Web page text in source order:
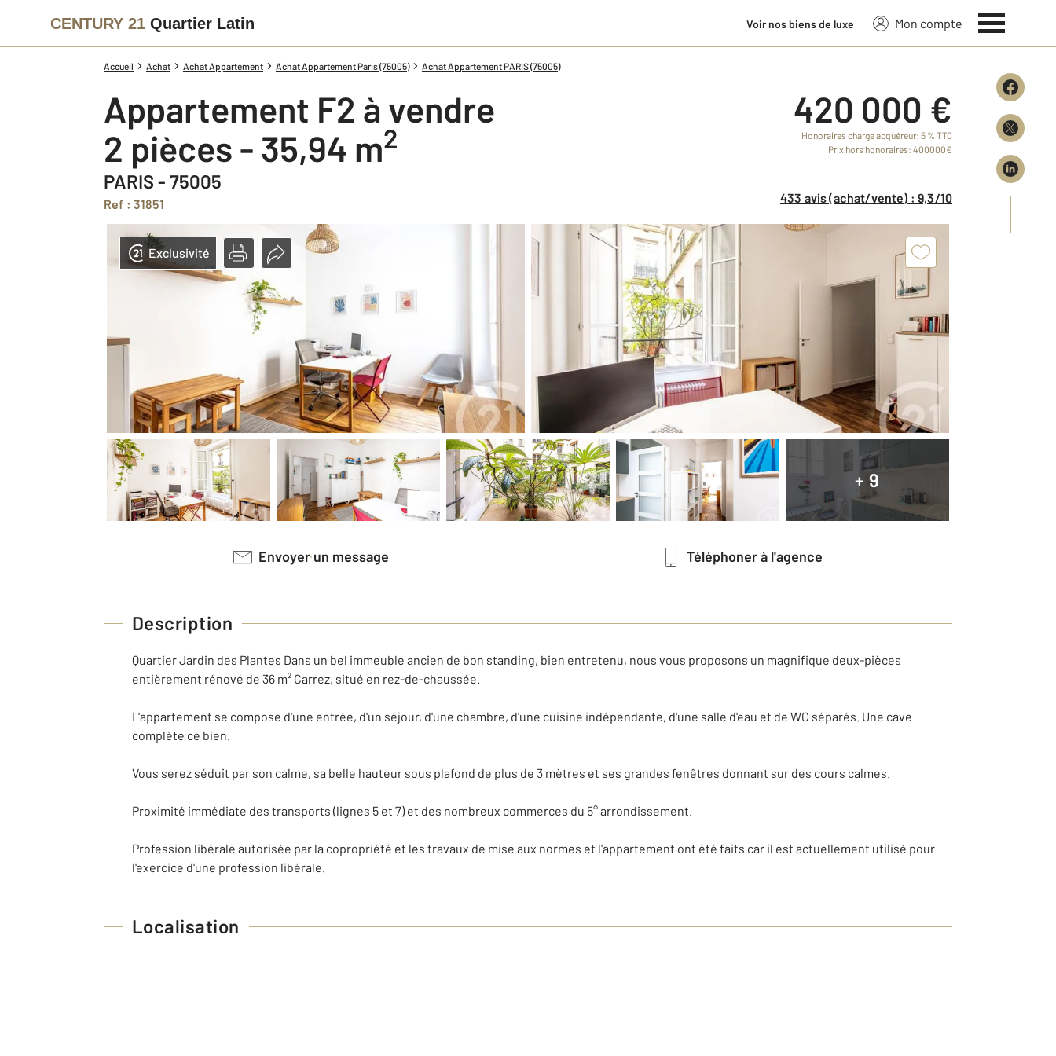
CENTURY 21 Quartier Latin Voir nos biens de luxe Mon compte
Accueil Achat Achat Appartement Achat Appartement Paris (75005) Achat Appartement PARIS (75005)
Appartement F2 à vendre
2 pièces - 35,94 m2
PARIS - 75005
Ref : 31851
420 000 €
Honoraires charge acquéreur: 5 % TTC
Prix hors honoraires: 400000€
433 avis (achat/vente) : 9,3/10
+ 9
Exclusivité
Envoyer un message Téléphoner à l'agence
Description
Quartier Jardin des Plantes Dans un bel immeuble ancien de bon standing, bien entretenu, nous vous proposons un magnifique deux-pièces
entièrement rénové de 36 m² Carrez, situé en rez-de-chaussée.
L'appartement se compose d'une entrée, d'un séjour, d'une chambre, d'une cuisine indépendante, d'une salle d'eau et de WC séparés. Une cave
complète ce bien.
Vous serez séduit par son calme, sa belle hauteur sous plafond de plus de 3 mètres et ses grandes fenêtres donnant sur des cours calmes.
Proximité immédiate des transports (lignes 5 et 7) et des nombreux commerces du 5° arrondissement.
Profession libérale autorisée par la copropriété et les travaux de mise aux normes et l'appartement ont été faits car il est actuellement utilisé pour
l'exercice d'une profession libérale.
Localisation